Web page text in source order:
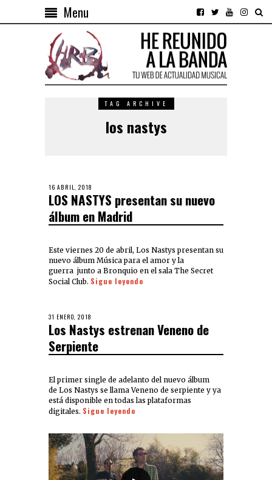
Menu
TAG ARCHIVE
los nastys
16 ABRIL, 2018
LOS NASTYS presentan su nuevo
álbum en Madrid
Este viernes 20 de abril, Los Nastys presentan su
nuevo álbum Música para el amor y la
guerra junto a Bronquio en el sala The Secret
Social Club. Sigue leyendo
31 ENERO, 2018
Los Nastys estrenan Veneno de
Serpiente
El primer single de adelanto del nuevo álbum
de Los Nastys se llama Veneno de serpiente y ya
está disponible en todas las plataformas
digitales. Sigue leyendo